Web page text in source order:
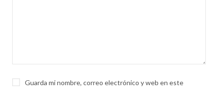
Guarda mi nombre, correo electrónico y web en este